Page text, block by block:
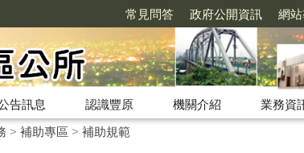
常見問答 政府公開資訊 網
告訊息 認識豐原 機關介紹 業務資
> 補助專區 > 補助規範